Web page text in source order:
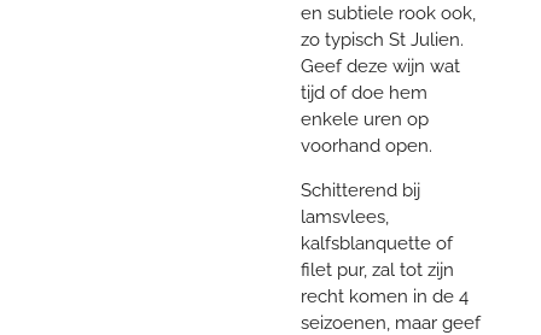
en subtiele rook ook,
zo typisch St Julien.
Geef deze wijn wat
tijd of doe hem
enkele uren op
voorhand open.
Schitterend bij
lamsvlees,
kalfsblanquette of
filet pur, zal tot zijn
recht komen in de 4
seizoenen, maar geef